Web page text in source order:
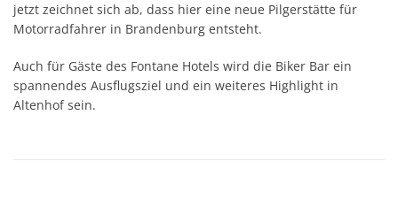
jetzt zeichnet sich ab, dass hier eine neue Pilgerstätte für
Motorradfahrer in Brandenburg entsteht.
Auch für Gäste des Fontane Hotels wird die Biker Bar ein
spannendes Ausflugsziel und ein weiteres Highlight in
Altenhof sein.